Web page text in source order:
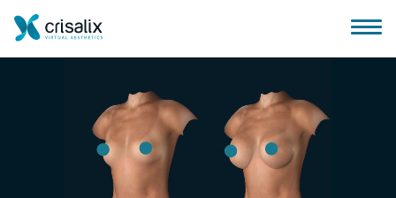
Página de inicio